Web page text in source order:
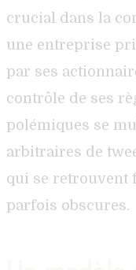
crucial dans la
une entreprise
par ses
contrôle de ses
polémiques se
arbitraires de
qui se retrouvent
parfois obscures.